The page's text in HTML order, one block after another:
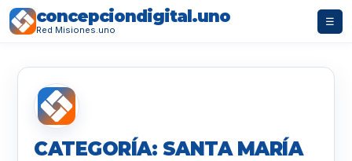
concepciondigital.uno
Red Misiones.uno
☰
CATEGORÍA: SANTA MARÍA